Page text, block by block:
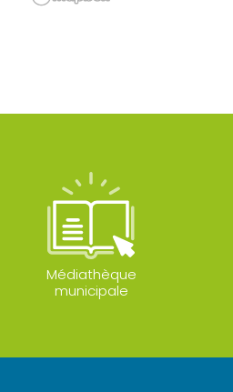
Médiathèque
municipale